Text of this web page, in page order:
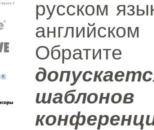
русском